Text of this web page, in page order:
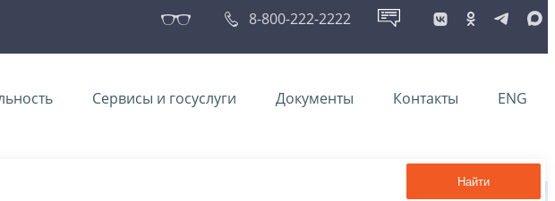
8-800-222-2222
Сервисы и госуслуги Документы Контакты ENG
Найти